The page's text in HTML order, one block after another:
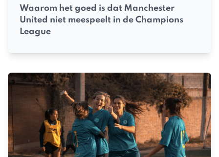
Waarom het goed is dat Manchester
United niet meespeelt in de Champions
League